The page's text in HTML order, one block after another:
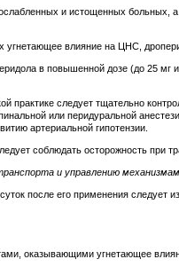
и истощенных
влияние на ЦНС,
в повышенной дозе (до 25
практике следует тщательно
или перидуральной
артериальной гипотензии.
соблюдать осторожность при
и управлению
после его применения
оказывающими угнетающее